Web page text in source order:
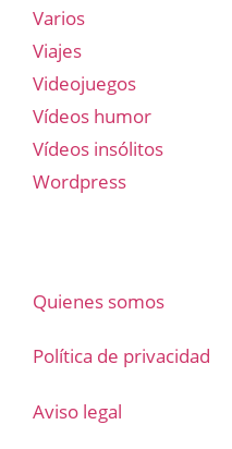
Varios
Viajes
Videojuegos
Vídeos humor
Vídeos insólitos
Wordpress
Quienes somos
Política de privacidad
Aviso legal